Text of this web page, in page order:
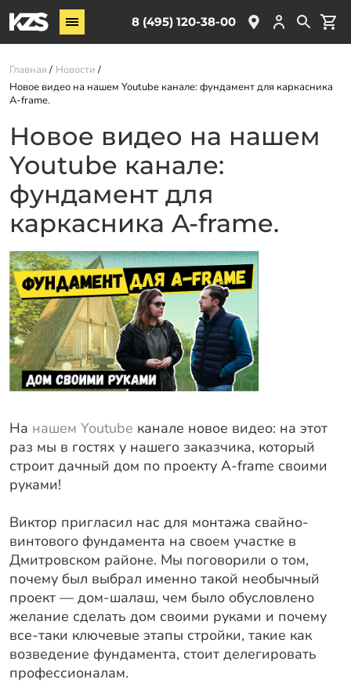
8 (495) 120-38-00
Винтовые сваи
ЖБ сваи
Обвязка свай
Комплектующие
Услуги
О компании
Акции
Новости
Партнёрам
Контакты
Доставка
Оплата
Отзывы
Программа лояльности
Вакансии
Заказать звонок
Главная
Новости
Новое видео на нашем Youtube канале: фундамент для каркасника
A-frame.
Новое видео на нашем
Youtube канале:
фундамент для
каркасника A-frame.
На нашем Youtube канале новое видео: на этот
раз мы в гостях у нашего заказчика, который
строит дачный дом по проекту A-frame своими
руками!
Виктор пригласил нас для монтажа свайно-
винтового фундамента на своем участке в
Дмитровском районе. Мы поговорили о том,
почему был выбрал именно такой необычный
проект — дом-шалаш, чем было обусловлено
желание сделать дом своими руками и почему
все-таки ключевые этапы стройки, такие как
возведение фундамента, стоит делегировать
профессионалам.